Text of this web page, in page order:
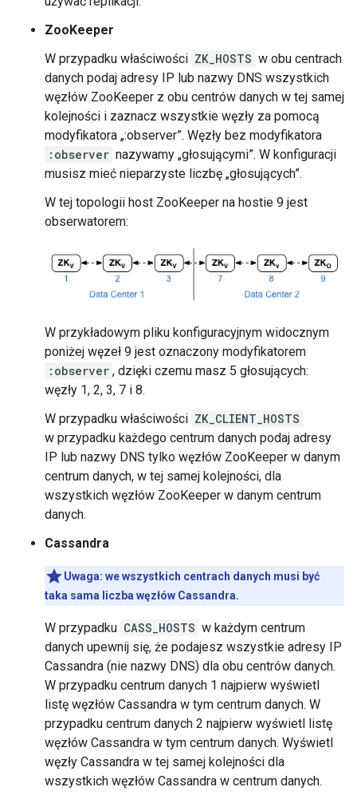
ZooKeeper
W przypadku właściwości ZK_HOSTS w obu centrach
danych podaj adresy IP lub nazwy DNS wszystkich
węzłów ZooKeeper z obu centrów danych w tej samej
kolejności i zaznacz wszystkie węzły za pomocą
modyfikatora „:observer”. Węzły bez modyfikatora
:observer nazywamy „głosującymi”. W konfiguracji
musisz mieć nieparzyste liczbę „głosujących”.
W tej topologii host ZooKeeper na hostie 9 jest
obserwatorem:
W przykładowym pliku konfiguracyjnym widocznym
poniżej węzeł 9 jest oznaczony modyfikatorem
:observer , dzięki czemu masz 5 głosujących:
węzły 1, 2, 3, 7 i 8.
W przypadku właściwości ZK_CLIENT_HOSTS
w przypadku każdego centrum danych podaj adresy
IP lub nazwy DNS tylko węzłów ZooKeeper w danym
centrum danych, w tej samej kolejności, dla
wszystkich węzłów ZooKeeper w danym centrum
danych.
Cassandra
Uwaga: we wszystkich centrach danych musi być
taka sama liczba węzłów Cassandra.
W przypadku CASS_HOSTS w każdym centrum
danych upewnij się, że podajesz wszystkie adresy IP
Cassandra (nie nazwy DNS) dla obu centrów danych.
W przypadku centrum danych 1 najpierw wyświetl
listę węzłów Cassandra w tym centrum danych. W
przypadku centrum danych 2 najpierw wyświetl listę
węzłów Cassandra w tym centrum danych. Wyświetl
węzły Cassandra w tej samej kolejności dla
wszystkich węzłów Cassandra w centrum danych.